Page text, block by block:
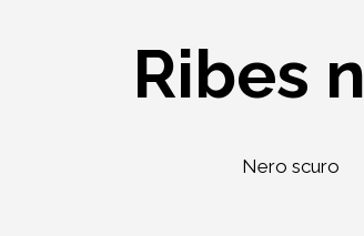
Ribes
Nero scuro